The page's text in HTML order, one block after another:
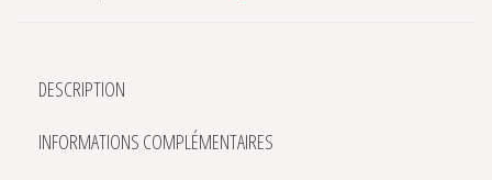
DESCRIPTION
INFORMATIONS COMPLÉMENTAIRES